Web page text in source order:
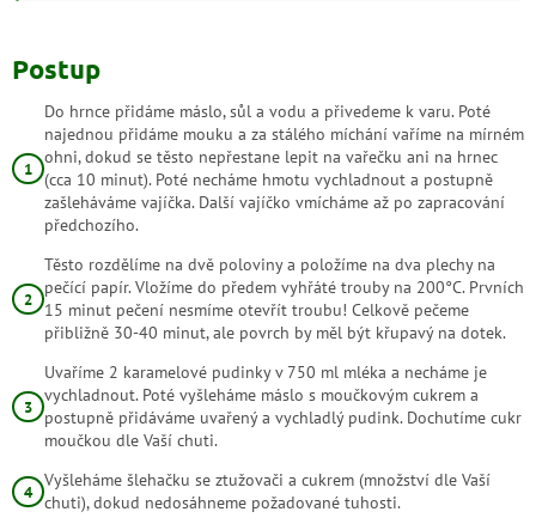
Postup
Do hrnce přidáme máslo, sůl a vodu a přivedeme k varu. Poté
najednou přidáme mouku a za stálého míchání vaříme na mírném
ohni, dokud se těsto nepřestane lepit na vařečku ani na hrnec
(cca 10 minut). Poté necháme hmotu vychladnout a postupně
zašleháváme vajíčka. Další vajíčko vmícháme až po zapracování
předchozího.
Těsto rozdělíme na dvě poloviny a položíme na dva plechy na
pečící papír. Vložíme do předem vyhřáté trouby na 200°C. Prvních
15 minut pečení nesmíme otevřít troubu! Celkově pečeme
přibližně 30-40 minut, ale povrch by měl být křupavý na dotek.
Uvaříme 2 karamelové pudinky v 750 ml mléka a necháme je
vychladnout. Poté vyšleháme máslo s moučkovým cukrem a
postupně přidáváme uvařený a vychladlý pudink. Dochutíme cukr
moučkou dle Vaší chuti.
Vyšleháme šlehačku se ztužovači a cukrem (množství dle Vaší
chuti), dokud nedosáhneme požadované tuhosti.